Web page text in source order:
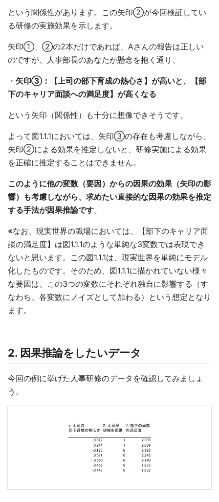
という関係性があります。この矢印②が今回検証してい
る研修の実施効果を示します。
矢印①、②の2本だけであれば、Aさんの報告は正しい
のですが、人事部長のあなたが懸念を抱く通り、
・ 矢印③：【上司の部下育成の熱心さ】が高いと、【部
下のキャリア面談への満足度】が高くなる
という矢印（関係性）も十分に想像できそうです。
よって図1.1.1においては、矢印③の存在も考慮しながら、
矢印②による効果を推定しないと、研修実施による効果
を正確に推定することはできません。
このように他の変数（要因）からの因果の効果（矢印の影
響）も考慮しながら、求めたい直接的な因果の効果を推定
する手法が因果推論です。
※なお、現実世界の職場においては、【部下のキャリア面
談の満足度】は図1.1.1のような単純な3変数では表現でき
ないと思います。この図1.1.1は、現実世界を単純にモデル
化したものです。そのため、図1.1.1に描かれていない様々
な要因は、この3つの変数にそれぞれ独自に影響する（す
なわち、各変数にノイズとして加わる）という想定となり
ます。
2. 因果推論をしたいデータ
今回の例に挙げた人事研修のデータを確認してみましょ
う。